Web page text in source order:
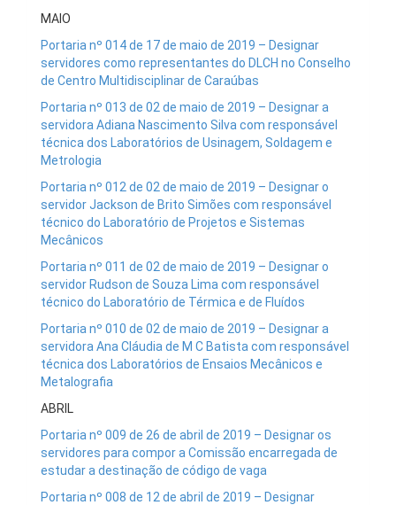
MAIO
Portaria nº 014 de 17 de maio de 2019 – Designar
servidores como representantes do DLCH no Conselho
de Centro Multidisciplinar de Caraúbas
Portaria nº 013 de 02 de maio de 2019 – Designar a
servidora Adiana Nascimento Silva com responsável
técnica dos Laboratórios de Usinagem, Soldagem e
Metrologia
Portaria nº 012 de 02 de maio de 2019 – Designar o
servidor Jackson de Brito Simões com responsável
técnico do Laboratório de Projetos e Sistemas
Mecânicos
Portaria nº 011 de 02 de maio de 2019 – Designar o
servidor Rudson de Souza Lima com responsável
técnico do Laboratório de Térmica e de Fluídos
Portaria nº 010 de 02 de maio de 2019 – Designar a
servidora Ana Cláudia de M C Batista com responsável
técnica dos Laboratórios de Ensaios Mecânicos e
Metalografia
ABRIL
Portaria nº 009 de 26 de abril de 2019 – Designar os
servidores para compor a Comissão encarregada de
estudar a destinação de código de vaga
Portaria nº 008 de 12 de abril de 2019 – Designar